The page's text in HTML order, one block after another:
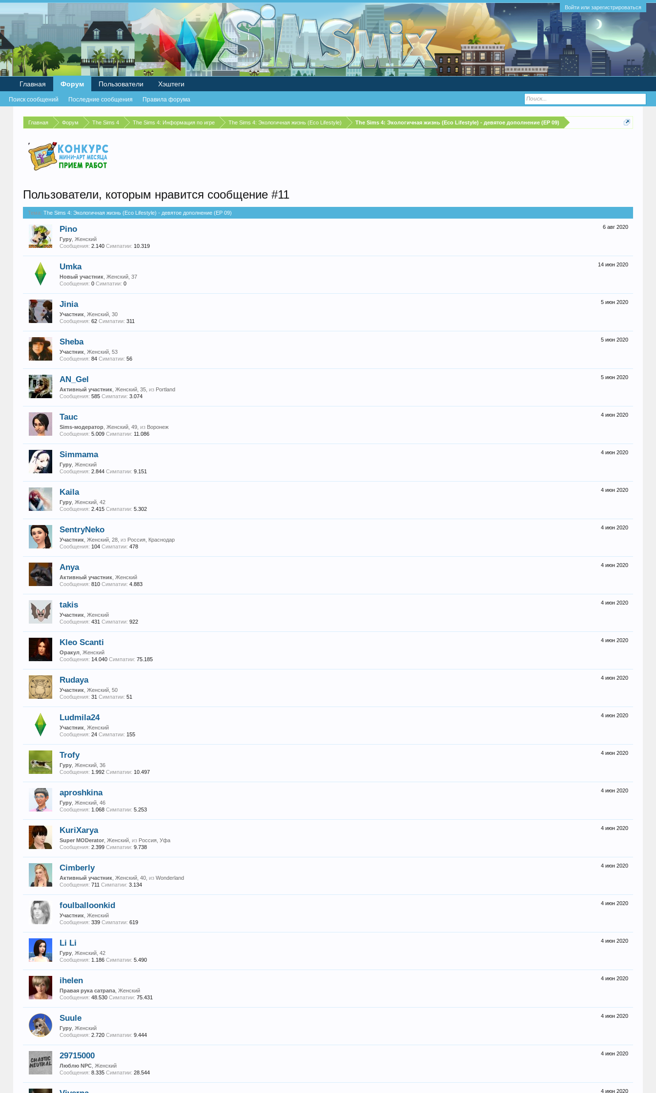
Войти или зарегистрироваться
Главная Форум The Sims 4 The Sims 4: Информация по игре The Sims 4: Экологичная жизнь (Eco Lifestyle) The Sims 4: Экологичная жизнь (Eco Lifestyle) - девятое дополнение (EP 09)
Пользователи, которым нравится сообщение #11
Тема: The Sims 4: Экологичная жизнь (Eco Lifestyle) - девятое дополнение (EP 09)
6 авг 2020
Pino
Гуру, Женский
Сообщения: 2.140 Симпатии: 10.319
14 июн 2020
Umka
Новый участник, Женский, 37
Сообщения: 0 Симпатии: 0
5 июн 2020
Jinia
Участник, Женский, 30
Сообщения: 62 Симпатии: 311
5 июн 2020
Sheba
Участник, Женский, 53
Сообщения: 84 Симпатии: 56
5 июн 2020
AN_Gel
Активный участник, Женский, 35, из Portland
Сообщения: 585 Симпатии: 3.074
4 июн 2020
Tauc
Sims-модератор, Женский, 49, из Воронеж
Сообщения: 5.009 Симпатии: 11.086
4 июн 2020
Simmama
Гуру, Женский
Сообщения: 2.844 Симпатии: 9.151
4 июн 2020
Kaila
Гуру, Женский, 42
Сообщения: 2.415 Симпатии: 5.302
4 июн 2020
SentryNeko
Участник, Женский, 28, из Россия, Краснодар
Сообщения: 104 Симпатии: 478
4 июн 2020
Anya
Активный участник, Женский
Сообщения: 810 Симпатии: 4.883
4 июн 2020
takis
Участник, Женский
Сообщения: 431 Симпатии: 922
4 июн 2020
Kleo Scanti
Оракул, Женский
Сообщения: 14.040 Симпатии: 75.185
4 июн 2020
Rudaya
Участник, Женский, 50
Сообщения: 31 Симпатии: 51
4 июн 2020
Ludmila24
Участник, Женский
Сообщения: 24 Симпатии: 155
4 июн 2020
Trofy
Гуру, Женский, 36
Сообщения: 1.992 Симпатии: 10.497
4 июн 2020
aproshkina
Гуру, Женский, 46
Сообщения: 1.068 Симпатии: 5.253
4 июн 2020
KuriXarya
Super MODerator, Женский, из Россия, Уфа
Сообщения: 2.399 Симпатии: 9.738
4 июн 2020
Cimberly
Активный участник, Женский, 40, из Wonderland
Сообщения: 711 Симпатии: 3.134
4 июн 2020
foulballoonkid
Участник, Женский
Сообщения: 339 Симпатии: 619
4 июн 2020
Li Li
Гуру, Женский, 42
Сообщения: 1.186 Симпатии: 5.490
4 июн 2020
ihelen
Правая рука сатрапа, Женский
Сообщения: 48.530 Симпатии: 75.431
4 июн 2020
Suule
Гуру, Женский
Сообщения: 2.720 Симпатии: 9.444
4 июн 2020
29715000
Люблю NPC, Женский
Сообщения: 8.335 Симпатии: 28.544
4 июн 2020
Главная Форум
Поиск сообщений Последние сообщения Правила форума
Пользователи Хэштеги